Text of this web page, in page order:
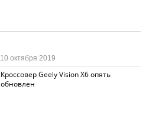
Кроссовер Geely Vision X6 опять
обновлен
10 октября 2019